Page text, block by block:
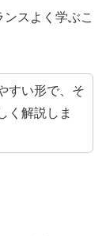
スよく学ぶこ
すい形で、そ
く解説しま